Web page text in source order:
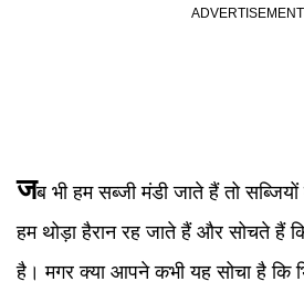
जब भी हम सब्जी मंडी जाते हैं तो
हम थोड़ा हैरान रह जाते हैं और सोचते हैं
है। मगर क्या आपने कभी यह सोचा है कि